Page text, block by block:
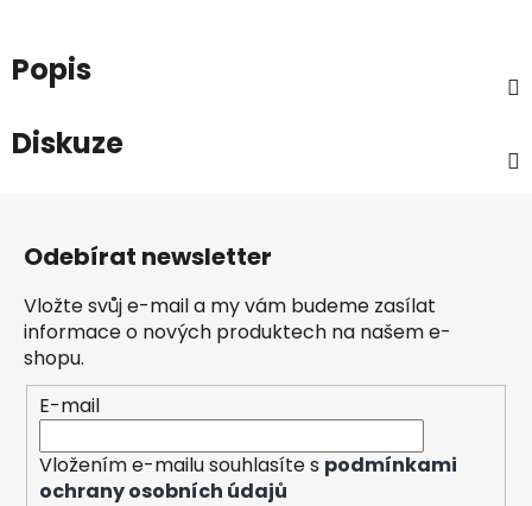
Popis
Diskuze
Odebírat newsletter
Vložte svůj e-mail a my vám budeme zasílat
informace o nových produktech na našem e-
shopu.
E-mail
Vložením e-mailu souhlasíte s podmínkami
ochrany osobních údajů